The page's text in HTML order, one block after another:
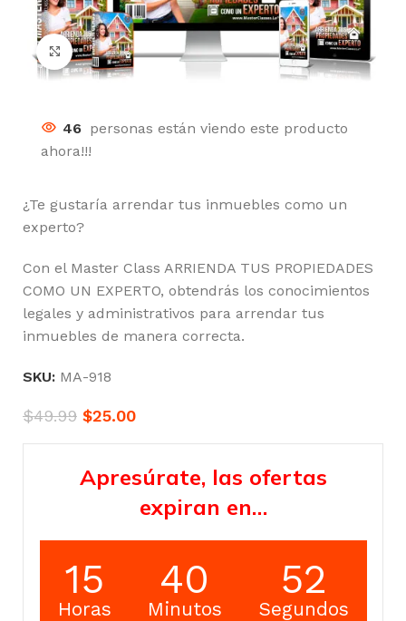
Click to enlarge
46 personas están viendo este producto
ahora!!!
¿Te gustaría arrendar tus inmuebles como un
experto?
Con el Master Class ARRIENDA TUS PROPIEDADES
COMO UN EXPERTO, obtendrás los conocimientos
legales y administrativos para arrendar tus
inmuebles de manera correcta.
SKU: MA-918
$49.99 $25.00
Apresúrate, las ofertas
expiran en…
15
Horas
40
Minutos
51
Segundos